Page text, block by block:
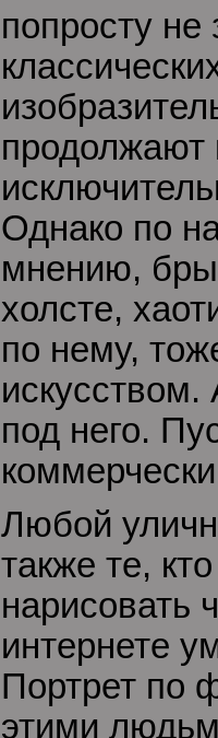
попросту не
продолжают
Однако по
мнению,
холсте,
по нему,
под него.
Любой
также те,
нарисовать
интернете
Портрет по
этими